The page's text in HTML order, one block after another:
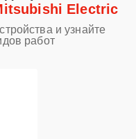
Electric
и узнайте
работ